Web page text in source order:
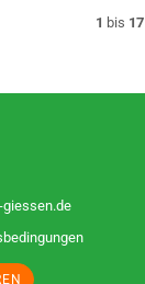
1 bis 17
giessen.de